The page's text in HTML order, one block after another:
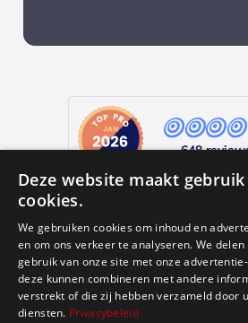
648
provided by
Google Reviews
4.9
Deze website maakt gebruik
cookies.
We gebruiken cookies om inhoud en
en om ons verkeer te analyseren. We
gebruik van onze site met onze
deze kunnen combineren met andere
verstrekt of die zij hebben verzameld door
diensten. Privacybeleid